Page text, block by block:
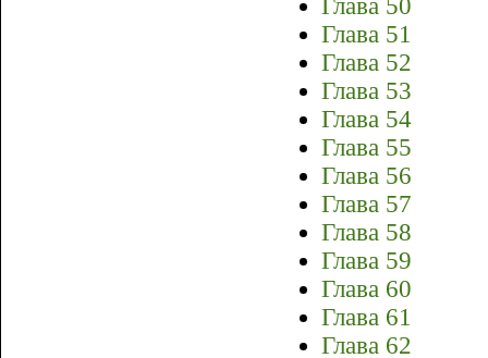
Глава 50
Глава 51
Глава 52
Глава 53
Глава 54
Глава 55
Глава 56
Глава 57
Глава 58
Глава 59
Глава 60
Глава 61
Глава 62